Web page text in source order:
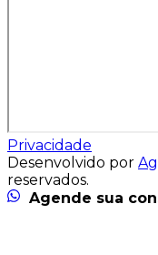
Privacidade
Desenvolvido por
reservados.
Agende sua